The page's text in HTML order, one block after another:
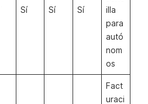
Sí Sí Sí
illa
para
autó
nom
os
Fact
uraci